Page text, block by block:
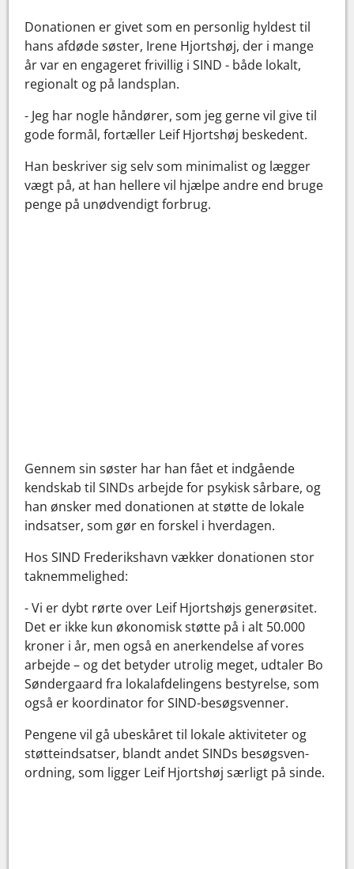
Donationen er givet som en personlig hyldest til
hans afdøde søster, Irene Hjortshøj, der i mange
år var en engageret frivillig i SIND - både lokalt,
regionalt og på landsplan.
- Jeg har nogle håndører, som jeg gerne vil give til
gode formål, fortæller Leif Hjortshøj beskedent.
Han beskriver sig selv som minimalist og lægger
vægt på, at han hellere vil hjælpe andre end bruge
penge på unødvendigt forbrug.
Gennem sin søster har han fået et indgående
kendskab til SINDs arbejde for psykisk sårbare, og
han ønsker med donationen at støtte de lokale
indsatser, som gør en forskel i hverdagen.
Hos SIND Frederikshavn vækker donationen stor
taknemmelighed:
- Vi er dybt rørte over Leif Hjortshøjs generøsitet.
Det er ikke kun økonomisk støtte på i alt 50.000
kroner i år, men også en anerkendelse af vores
arbejde – og det betyder utrolig meget, udtaler Bo
Søndergaard fra lokalafdelingens bestyrelse, som
også er koordinator for SIND-besøgsvenner.
Pengene vil gå ubeskåret til lokale aktiviteter og
støtteindsatser, blandt andet SINDs besøgsven-
ordning, som ligger Leif Hjortshøj særligt på sinde.